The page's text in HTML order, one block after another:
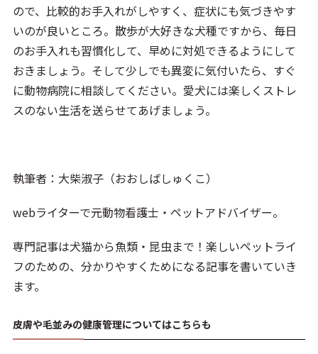
ので、比較的お手入れがしやすく、症状にも気づきやす
いのが良いところ。散歩が大好きな犬種ですから、毎日
のお手入れも習慣化して、早めに対処できるようにして
おきましょう。そして少しでも異変に気付いたら、すぐ
に動物病院に相談してください。愛犬には楽しくストレ
スのない生活を送らせてあげましょう。
執筆者：大柴淑子（おおしばしゅくこ）
webライターで元動物看護士・ペットアドバイザー。
専門記事は犬猫から魚類・昆虫まで！楽しいペットライ
フのための、分かりやすくためになる記事を書いていき
ます。
皮膚や毛並みの健康管理についてはこちらも